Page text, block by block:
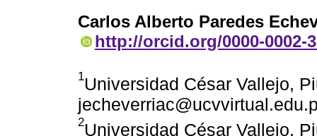
Carlos Alberto Paredes
http://orcid.org/0000-0002-
1Universidad César Vallejo,
2Universidad César Vallejo,